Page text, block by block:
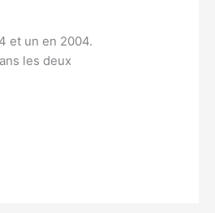
et un en 2004.
les deux